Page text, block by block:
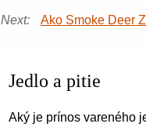
Next: Ako Smoke Deer
Jedlo a pitie
Aký je prínos vareného